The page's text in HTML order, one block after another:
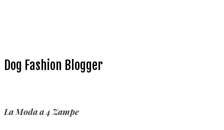
Dog Fashion Blogger
La Moda a 4 Zampe